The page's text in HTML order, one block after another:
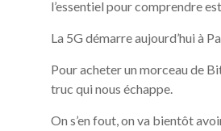
l’essentiel pour comprendre
La 5G démarre aujourd’hui à
Pour acheter un morceau de
truc qui nous échappe.
On s’en fout, on va bientôt